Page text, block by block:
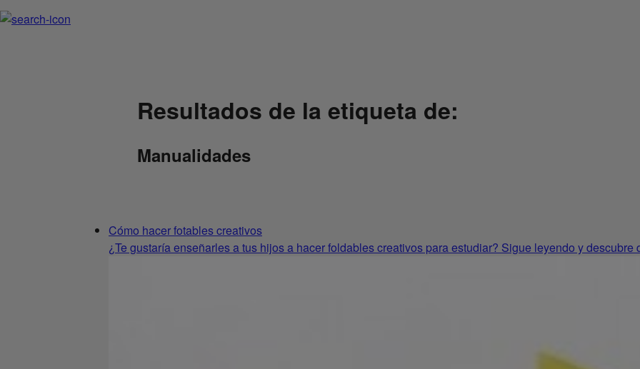
Resultados de la etiqueta de:
Manualidades
Cómo hacer fotables creativos
¿Te gustaría enseñarles a tus hijos a hacer foldables creativos para estudiar? Sigue leyendo y descubre